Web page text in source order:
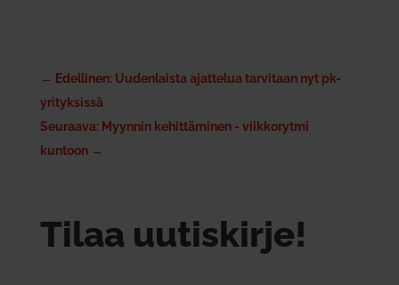
← Edellinen: Uudenlaista ajattelua tarvitaan nyt pk-
yrityksissä
Seuraava: Myynnin kehittäminen - viikkorytmi
kuntoon→
Tilaa uutiskirje!